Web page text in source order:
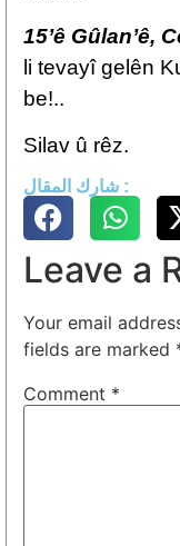
15’ê Gûlan’ê,
li tevayî gelên
be!..
Silav û rêz.
شارك المقال :
Leave a
Your email
fields are marked
Comment *